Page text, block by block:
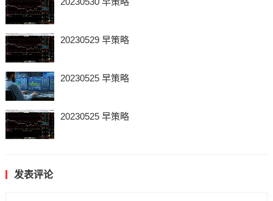
20230529 早策略
20230525 早策略
20230525 早策略
发表评论